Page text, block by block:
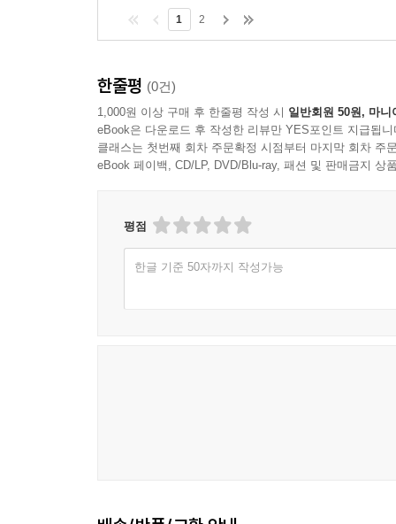
1 2
한줄평 (0건)
1,000원 이상 구매 후 한줄평 작성 시 일반회원 50원, 마니
eBook은 다운로드 후 작성한 리뷰만 YES포인트 지급됩니
클래스는 첫번째 회차 주문확정 시점부터 마지막 회차 주
eBook 페이백, CD/LP, DVD/Blu-ray, 패션 및 판매금지 상
평점
한글 기준 50자까지 작성가능